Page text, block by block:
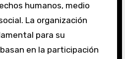
humanos, medio
La organización
para su
en la participación